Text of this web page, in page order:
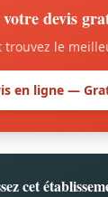
votre devis
trouvez le
en ligne —
cet